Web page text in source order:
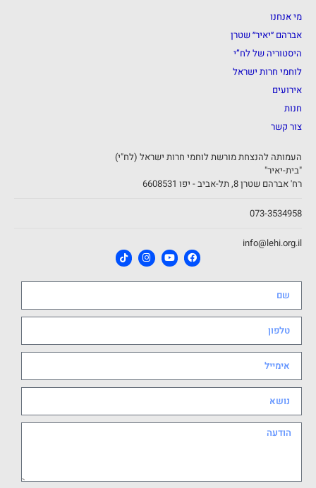
מי אנחנו
אברהם ״יאיר״ שטרן
היסטוריה של לח”י
לוחמי חרות ישראל
אירועים
חנות
צור קשר
העמותה להנצחת מורשת לוחמי חרות ישראל (לח"י)
"בית-יאיר"
רח' אברהם שטרן 8, תל-אביב - יפו 6608531
073-3534958
info@lehi.org.il